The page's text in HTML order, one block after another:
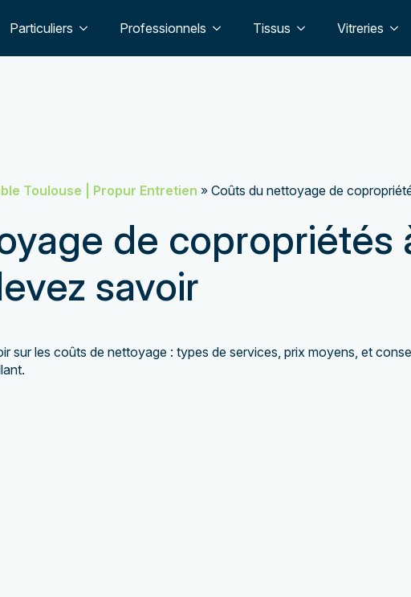
blagnac-2' ) ) { wp_redirect( home_url('/entreprise-de-
Particuliers Professionnels Tissus Vitreries
Toulouse | Propur Entretien » Coûts du nettoyage de
de copropriétés
savoir